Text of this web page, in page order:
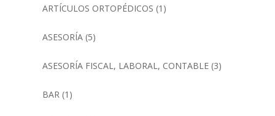
ARTÍCULOS ORTOPÉDICOS (1)
ASESORÍA(5)
ASESORÍA FISCAL, LABORAL, CONTABLE(3)
BAR (1)